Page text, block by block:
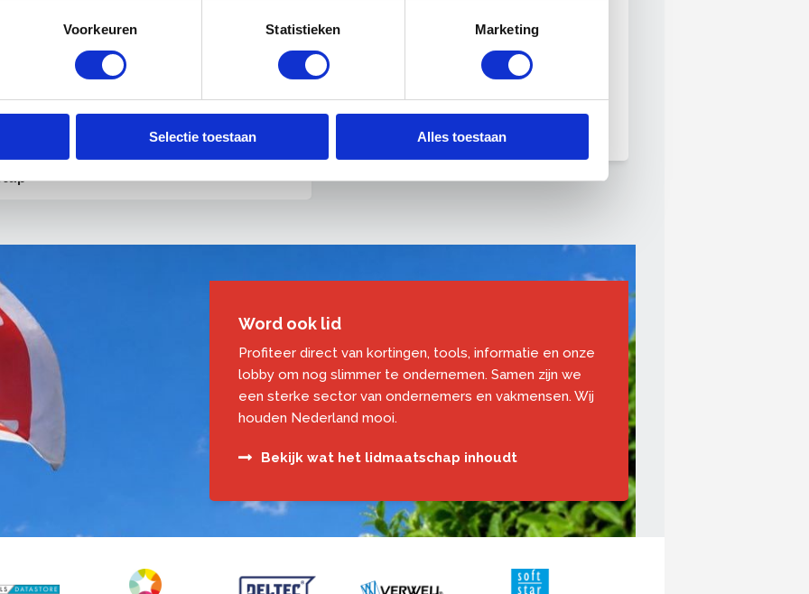
Voorkeuren Statistieken Marketing
Selectie toestaan Alles toestaan
1997 dé specialist in flexibele arbeid in de
Opstap beschikt over een landelijk
gemiddeld meer dan 10 jaar de Opstap-
de bouw werkzaam zijn geweest. Zij
branches, cao’s en regelgeving.
zij-instroom trajecten
activiteiten in de branche en
draagt zo een steentje bij aan
het verminderen van de
personeelstekorten.
Word ook lid
Profiteer direct van kortingen, tools, informatie en onze
lobby om nog slimmer te ondernemen. Samen zijn we
een sterke sector van ondernemers en vakmensen. Wij
houden Nederland mooi.
Bekijk wat het lidmaatschap inhoudt